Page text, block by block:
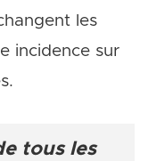
les
incidence sur
tous les